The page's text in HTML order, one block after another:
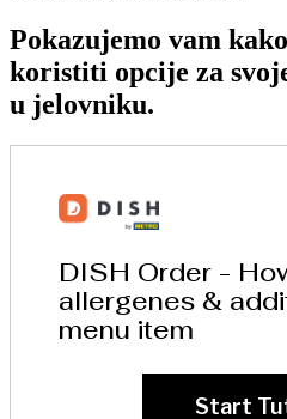
Pokazujemo vam
koristiti opcije za
u jelovniku.